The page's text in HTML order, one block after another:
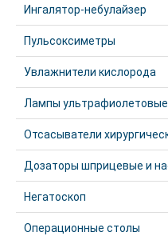
Ингалятор-небулайзер
Пульсоксиметры
Увлажнители кислорода
Лампы
Отсасыватели
Дозаторы шприцевые и
Негатоскоп
Операционные столы